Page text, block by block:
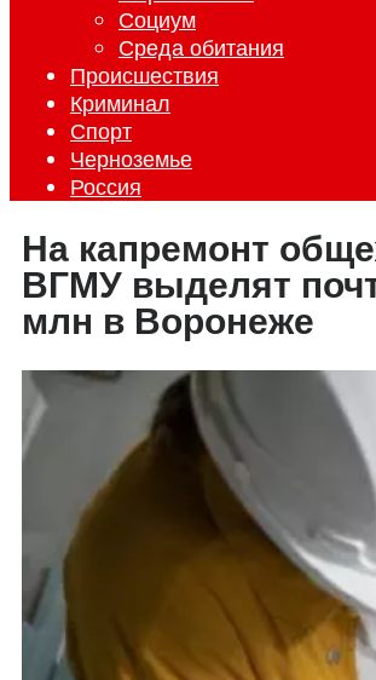
Социум
Среда обитания
Происшествия
Криминал
Спорт
Черноземье
Россия
На капремонт
ВГМУ выделят
млн в Воронеже